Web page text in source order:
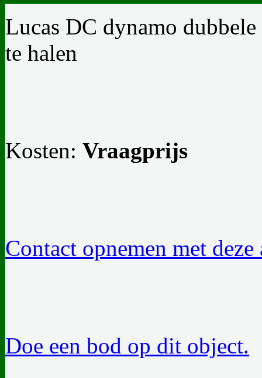
Lucas DC dynamo
te halen
Kosten: Vraagprijs
Contact opnemen met deze
Doe een bod op dit object.